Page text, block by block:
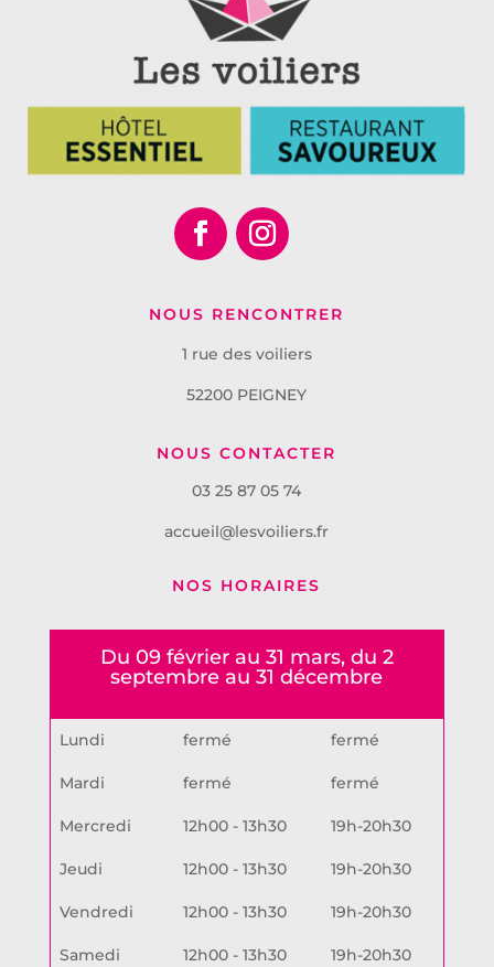
NOUS RENCONTRER
1 rue des voiliers
52200 PEIGNEY
NOUS CONTACTER
03 25 87 05 74
accueil@lesvoiliers.fr
NOS HORAIRES
Du 09 février au 31 mars, du 2
septembre au 31 décembre
Lundi fermé fermé
Mardi fermé fermé
Mercredi 12h00 - 13h30 19h-20h30
Jeudi 12h00 - 13h30 19h-20h30
Vendredi 12h00 - 13h30 19h-20h30
Samedi 12h00 - 13h30 19h-20h30